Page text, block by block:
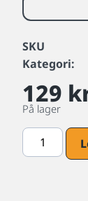
SKU
Kategori:
129
På lager